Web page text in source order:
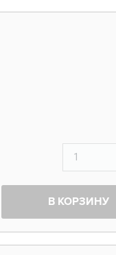
В КОРЗИНУ